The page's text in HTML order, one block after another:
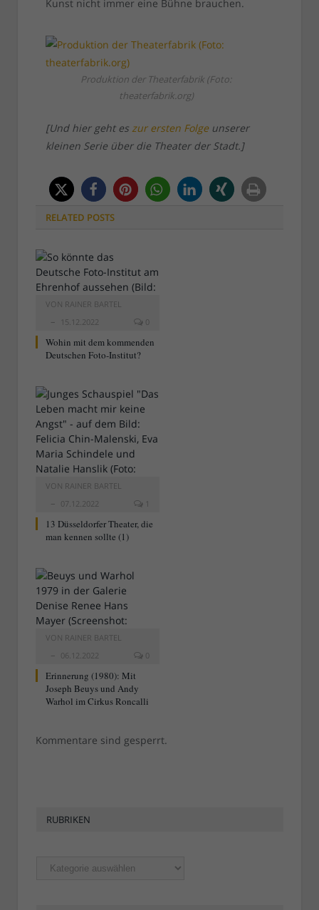
Kunst nicht immer eine Bühne brauchen.
Produktion der Theaterfabrik (Foto:
theaterfabrik.org)
[Und hier geht es zur ersten Folgeunserer
kleinen Serie über die Theater der Stadt.]
RELATED POSTS
VON RAINER BARTEL
15.12.2022
0
Wohin mit dem kommenden
Deutschen Foto-Institut?
VON RAINER BARTEL
07.12.2022
1
13 Düsseldorfer Theater, die
man kennen sollte (1)
VON RAINER BARTEL
06.12.2022
0
Erinnerung (1980): Mit
Joseph Beuys und Andy
Warhol im Cirkus Roncalli
Kommentare sind gesperrt.
RUBRIKEN
Rubriken